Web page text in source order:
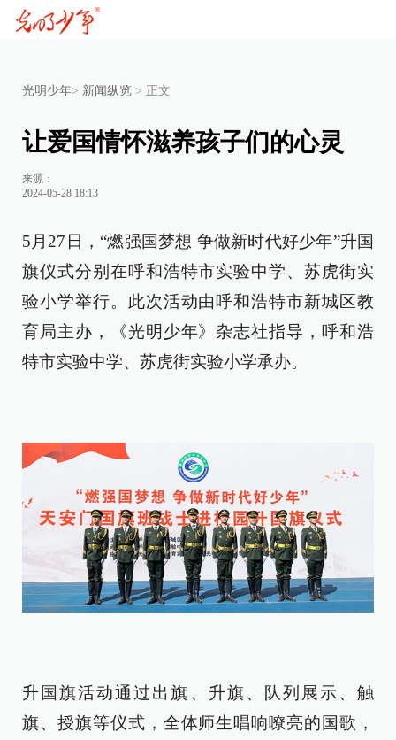
光明少年> 新闻纵览 > 正文
让爱国情怀滋养孩子们的心灵
来源：
2024-05-28 18:13
5月27日，“燃强国梦想 争做新时代好少年”升国
旗仪式分别在呼和浩特市实验中学、苏虎街实
验小学举行。此次活动由呼和浩特市新城区教
育局主办，《光明少年》杂志社指导，呼和浩
特市实验中学、苏虎街实验小学承办。
升国旗活动通过出旗、升旗、队列展示、触
旗、授旗等仪式，全体师生唱响嘹亮的国歌，